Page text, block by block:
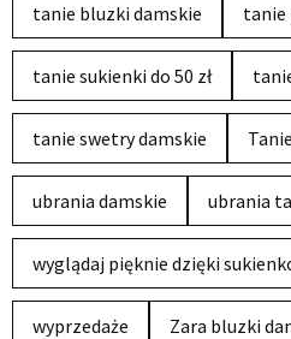
tanie bluzki damskie tanie
tanie sukienki do 50 zł
tanie swetry damskie
ubrania damskie ubrania
wyglądaj pięknie dzięki
wyprzedaże Zara bluzki